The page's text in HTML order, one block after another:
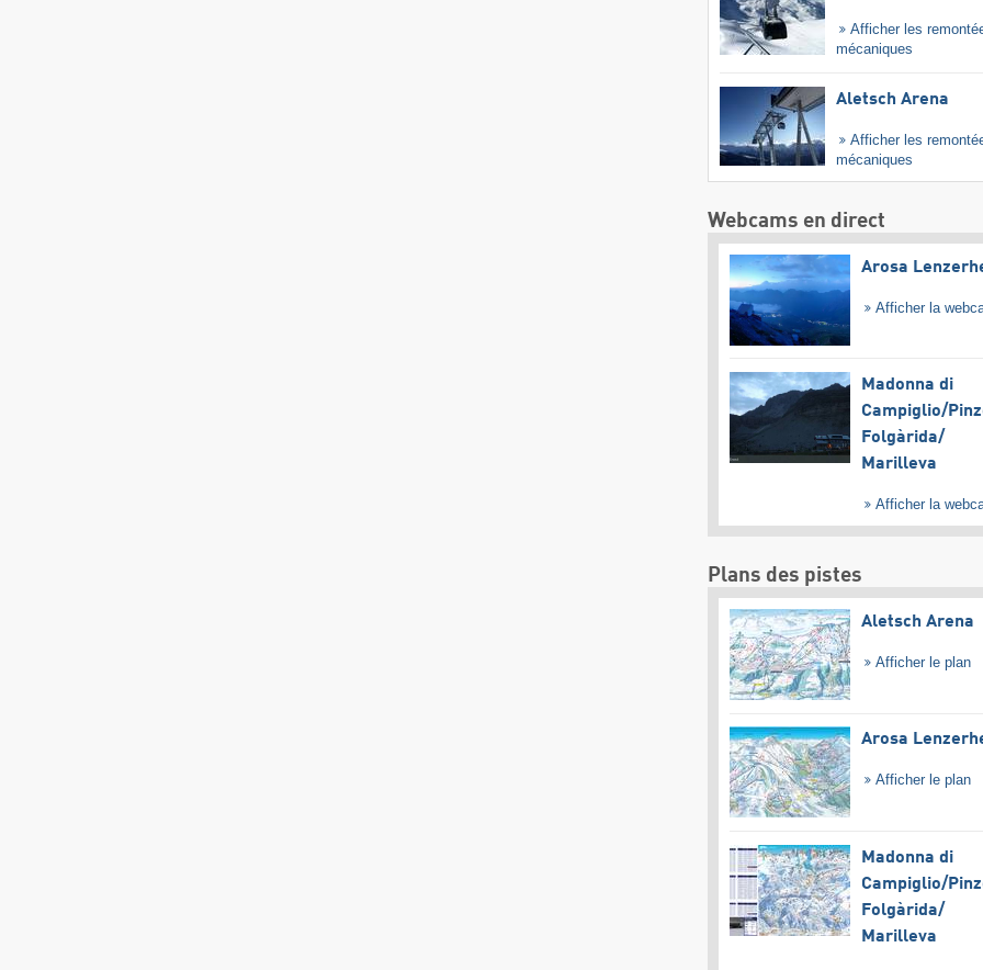
Afficher les
mécaniques
Aletsch Arena
Afficher les
mécaniques
Webcams en direct
Arosa
Afficher la
Madonna di
Campiglio/​
Folgàrida/​
Marilleva
Afficher la
Plans des pistes
Aletsch Arena
Afficher le plan
Arosa
Afficher le plan
Madonna di
Campiglio/​
Folgàrida/​
Marilleva